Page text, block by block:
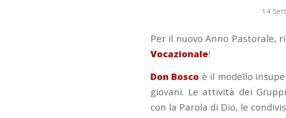
14
Per il nuovo Anno Pastorale,
Vocazionale!
Don Bosco è il modello
giovani. Le attività dei
con la Parola di Dio, le